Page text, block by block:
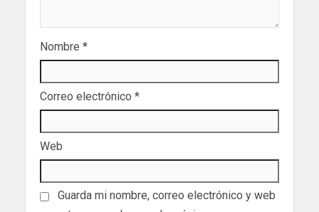
Nombre *
Correo electrónico *
Web
Guarda mi nombre, correo electrónico y web